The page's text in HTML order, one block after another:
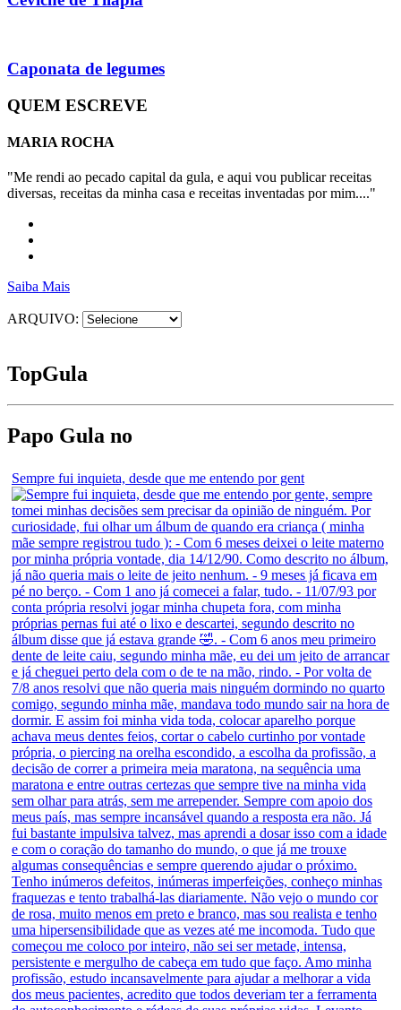
Caponata de legumes
QUEM ESCREVE
MARIA ROCHA
"Me rendi ao pecado capital da gula, e aqui vou publicar receitas
diversas, receitas da minha casa e receitas inventadas por mim...."
Saiba Mais
ARQUIVO:
TopGula
Papo Gula no
Sempre fui inquieta, desde que me entendo por gent